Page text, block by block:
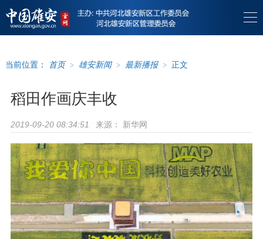
当前位置： 首页 > 雄安新闻 > 最新播报 > 正文
稻田作画庆丰收
2019-09-20 08:34:51 来源： 新华网